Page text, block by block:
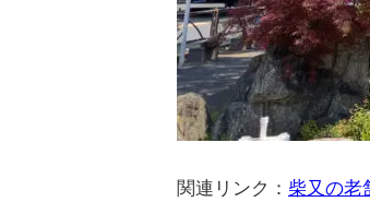
関連リンク： 柴又の老